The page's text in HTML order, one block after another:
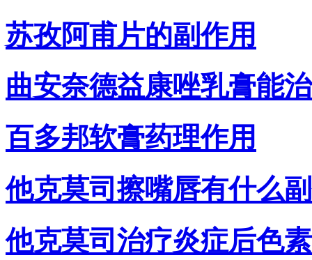
苏孜阿甫片的副作用
曲安奈德益康唑乳膏能
百多邦软膏药理作用
他克莫司擦嘴唇有什么
他克莫司治疗炎症后色